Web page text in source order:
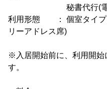
秘書代行(電話代
利用形態 ： 個室タイプ
リーアドレス席)
※入居開始前に、利用開始
す。